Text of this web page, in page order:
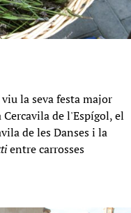
la seva festa major
de l'Espígol, el
de les Danses i la
entre carrosses